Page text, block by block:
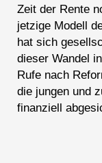
Zeit der Rente
jetzige Modell
hat sich
dieser Wandel
Rufe nach
die jungen und
finanziell